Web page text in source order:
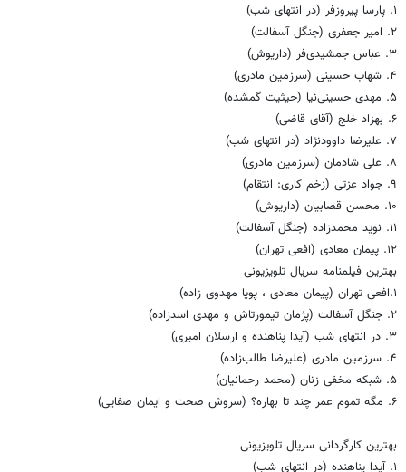
۱. پارسا پیروزفر (در انتهای شب)
۲. امیر جعفری (جنگل آسفالت)
۳. عباس جمشیدی‌فر (داریوش)
۴. شهاب حسینی (سرزمین مادری)
۵. مهدی حسینی‌نیا (حیثیت گمشده)
۶. بهزاد خلج (آقای قاضی)
۷. علیرضا داوودنژاد (در انتهای شب)
۸. علی شادمان (سرزمین مادری)
۹. جواد عزتی (زخم کاری: انتقام)
۱۰. محسن قصابیان (داریوش)
۱۱. نوید محمدزاده (جنگل آسفالت)
۱۲. پیمان معادی (افعی تهران)
بهترین فیلمنامه سریال تلویزیونی
۱.افعی تهران (پیمان معادی ، پویا مهدوی زاده)
۲. جنگل آسفالت (پژمان تیمورتاش و مهدی اسدزاده)
۳. در انتهای شب (آیدا پناهنده و ارسلان امیری)
۴. سرزمین مادری (علیرضا طالب‌زاده)
۵. شبکه مخفی زنان (محمد رحمانیان)
۶. مگه تموم عمر چند تا بهاره؟ (سروش صحت و ایمان صفایی)
بهترین کارگردانی سریال تلویزیونی
۱. آیدا پناهنده (در انتهای شب)